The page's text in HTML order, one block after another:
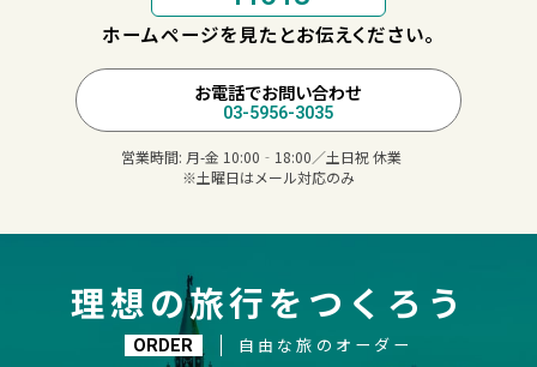
ホームページを見たとお伝えください。
お電話でお問い合わせ
03-5956-3035
営業時間: 月-金 10:00‐18:00／土日祝 休業
※土曜日はメール対応のみ
理想の旅行をつくろう
ORDER 自由な旅のオーダー